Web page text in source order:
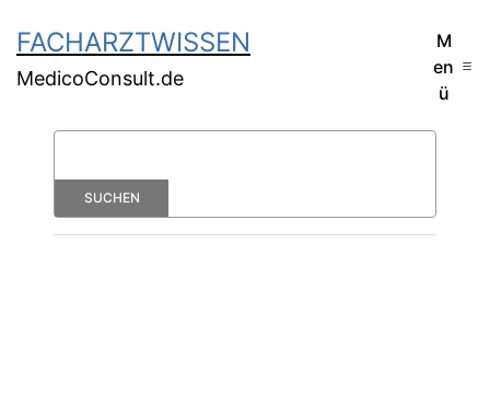
FACHARZTWISSEN
MedicoConsult.de
M
en
ü